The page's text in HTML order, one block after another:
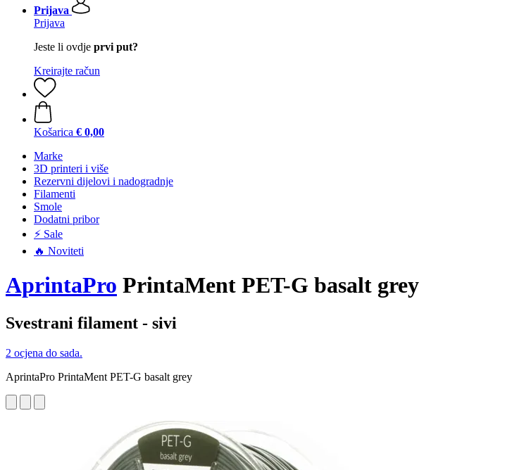
Prijava
Prijava
Jeste li ovdje prvi put?
Kreirajte račun
Košarica € 0,00
Marke
3D printeri i više
Rezervni dijelovi i nadogradnje
Filamenti
Smole
Dodatni pribor
⚡ Sale
🔥 Noviteti
AprintaPro PrintaMent PET-G basalt grey
Svestrani filament - sivi
2 ocjena do sada.
AprintaPro PrintaMent PET-G basalt grey